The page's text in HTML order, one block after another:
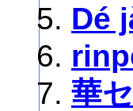
Dé
華